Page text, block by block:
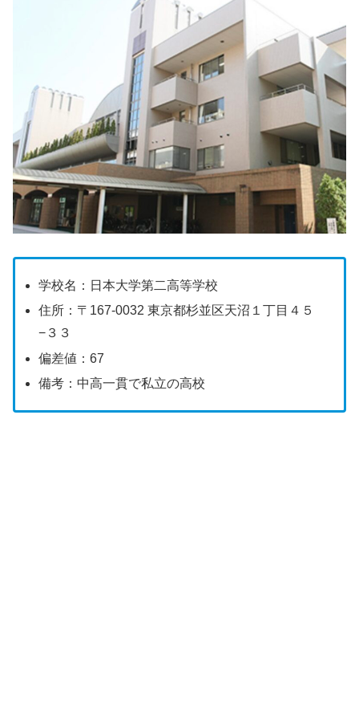
学校名：日本大学第二高等学校
住所：〒167-0032 東京都杉並区天沼１丁目４５
−３３
偏差値：67
備考：中高一貫で私立の高校